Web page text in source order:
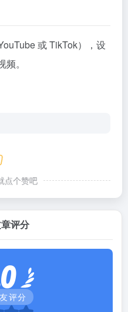
或 TikTok），设
。
点个赞吧
评分
评分